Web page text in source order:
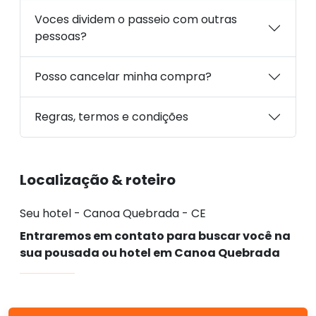
Voces dividem o passeio com outras
pessoas?
Posso cancelar minha compra?
Regras, termos e condições
Localização & roteiro
Seu hotel - Canoa Quebrada - CE
Entraremos em contato para buscar você na
sua pousada ou hotel em Canoa Quebrada